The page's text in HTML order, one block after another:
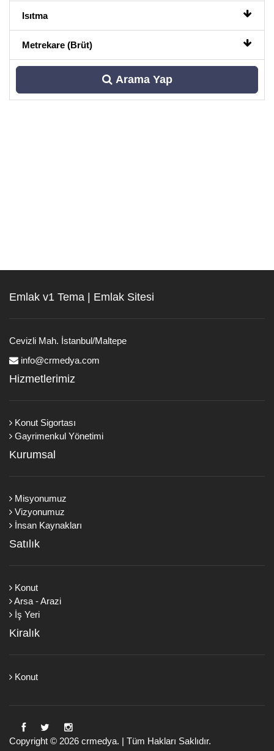
Isıtma
Metrekare (Brüt)
Arama Yap
Emlak v1 Tema | Emlak Sitesi
Cevizli Mah. İstanbul/Maltepe
info@crmedya.com
Hizmetlerimiz
Konut Sigortası
Gayrimenkul Yönetimi
Kurumsal
Misyonumuz
Vizyonumuz
İnsan Kaynakları
Satılık
Konut
Arsa - Arazi
İş Yeri
Kiralık
Konut
Copyright © 2026 crmedya. | Tüm Hakları Saklıdır.